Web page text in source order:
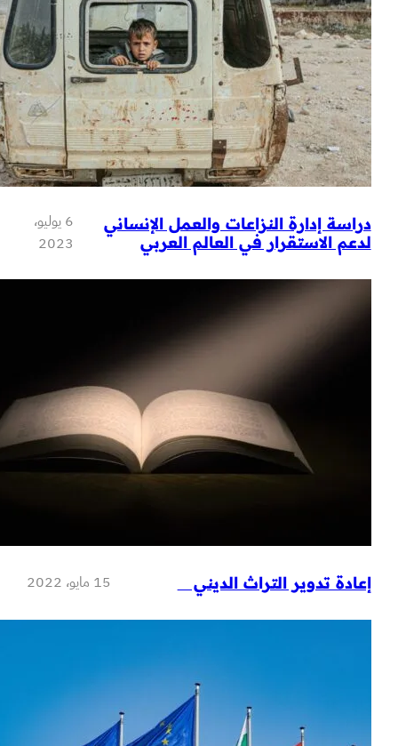
النزاعات والعمل الإنساني
في العالم العربي
6 يوليو،
2023
التراث الديني